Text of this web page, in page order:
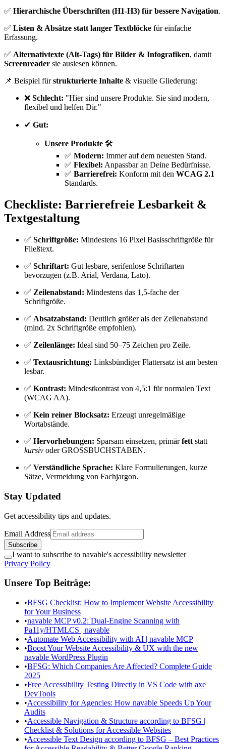
✅ Hierarchische Überschriften (H1-H3) für bessere Navigation.
✅ Listen & Absätze statt langer Textblöcke für einfache
Erfassung.
✅ Alternativtexte (Alt-Tags) für Bilder & Infografiken, damit
Screenreader sie auslesen können.
📌 Beispiel fürstrukturierte Inhalte & visuelle Gliederung:
❌ Schlecht: "Hier sind unsere Produkte. Sie sind modern,
flexibel und helfen Dir."
✔ Gut:
Unsere Produkte 🛠️
✅ Modern: Immer auf dem neuesten Stand.
✅ Flexibel: Anpassbar an Deine Bedürfnisse.
✅ Barrierefrei: Konform mit den WCAG 2.1
Standards.
Checkliste: Barrierefreie Lesbarkeit &
Textgestaltung
✅ Schriftgröße: Mindestens 16 Pixel Basisschriftgröße für
Fließtext.
✅ Schriftart: Gut lesbare, serifenlose Schriftarten
bevorzugen (z.B. Arial, Verdana, Lato).
✅ Zeilenabstand: Mindestens das 1,5-fache der
Schriftgröße.
✅ Absatzabstand: Deutlich größer als der Zeilenabstand
(mind. 2x Schriftgröße empfohlen).
✅ Zeilenlänge: Ideal sind 50–75 Zeichen pro Zeile.
✅ Textausrichtung: Linksbündiger Flattersatz ist am besten
lesbar.
✅ Kontrast: Mindestkontrast von 4,5:1 für normalen Text
(WCAG AA).
✅ Kein reiner Blocksatz: Erzeugt unregelmäßige
Wortabstände.
✅ Hervorhebungen: Sparsam einsetzen, primärfett statt
kursiv oder GROSSBUCHSTABEN.
✅ Verständliche Sprache: Klare Formulierungen, kurze
Sätze, Vermeidung von Fachjargon.
Stay Updated
Get accessibility tips and updates.
Email Address
Subscribe
I want to subscribe to navable's accessibility newsletter
Privacy Policy
Unsere Top Beiträge:
•BFSG Checklist: How to Implement Website Accessibility
for Your Business
•navable MCP v0.2: Dual-Engine Scanning with
Pa11y/HTMLCS | navable
•Automate Web Accessibility with AI | navable MCP
•Boost Your Website Accessibility & UX with the new
navable WordPress Plugin
•BFSG: Which Companies Are Affected? Complete Guide
2025
•Free Accessibility Testing Directly in VS Code with axe
DevTools
•Accessibility for Agencies: How navable Speeds Up Your
Audits
•Accessible Navigation & Structure according to BFSG |
Checklist & Solutions for Accessible Websites
•Accessible Text Design according to BFSG – Best Practices